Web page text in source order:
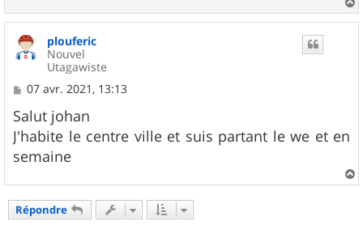
a
u
plouferic
Nouvel
Utagawiste
M
s
s
a
g
e
07 avr. 2021, 13:13
Salut johan
J'habite le centre ville et suis partant le we et en
semaine
a
Répondre